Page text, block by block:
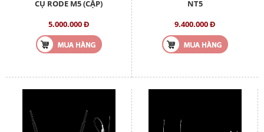
CỤ RODE M5 (CẶP)
5.000.000 Đ
NT5
9.400.000 Đ